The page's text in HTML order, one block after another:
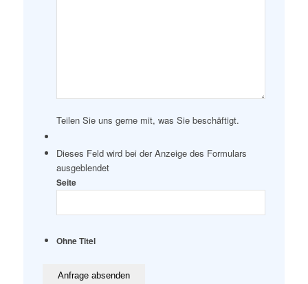
Teilen Sie uns gerne mit, was Sie beschäftigt.
Dieses Feld wird bei der Anzeige des Formulars
ausgeblendet
Seite
Ohne Titel